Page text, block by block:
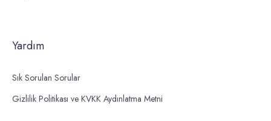
Yardım
Sık Sorulan Sorular
Gizlilik Politikası ve KVKK Aydınlatma Metni